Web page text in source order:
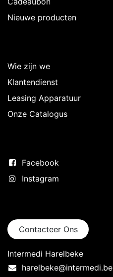
Nieuwe producten
Wie zijn we
Klantendienst
Leasing Apparatuur
Onze Catalogus
Facebook
Instagram
Contacteer Ons
Intermedi Harelbeke
harelbeke@intermedi.be